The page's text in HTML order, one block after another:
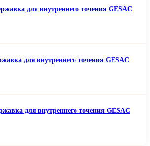
для внутреннего точения GESAC
для внутреннего точения GESAC
для внутреннего точения GESAC